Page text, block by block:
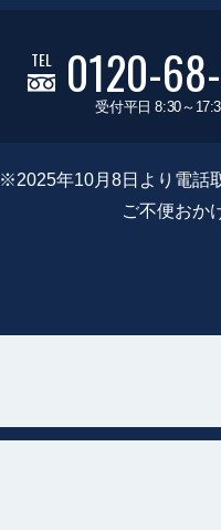
TEL 0120-
受付平日 8:30～
※2025年10月8日より電話
ご不便おか